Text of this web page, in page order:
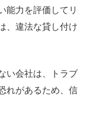
能力を評価してリ
、違法な貸し付け
い会社は、トラブ
れがあるため、信